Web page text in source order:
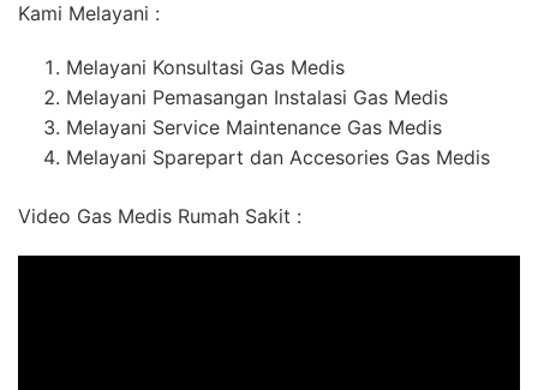
Kami Melayani :
Melayani Konsultasi Gas Medis
Melayani Pemasangan Instalasi Gas Medis
Melayani Service Maintenance Gas Medis
Melayani Sparepart dan Accesories Gas Medis
Video Gas Medis Rumah Sakit :